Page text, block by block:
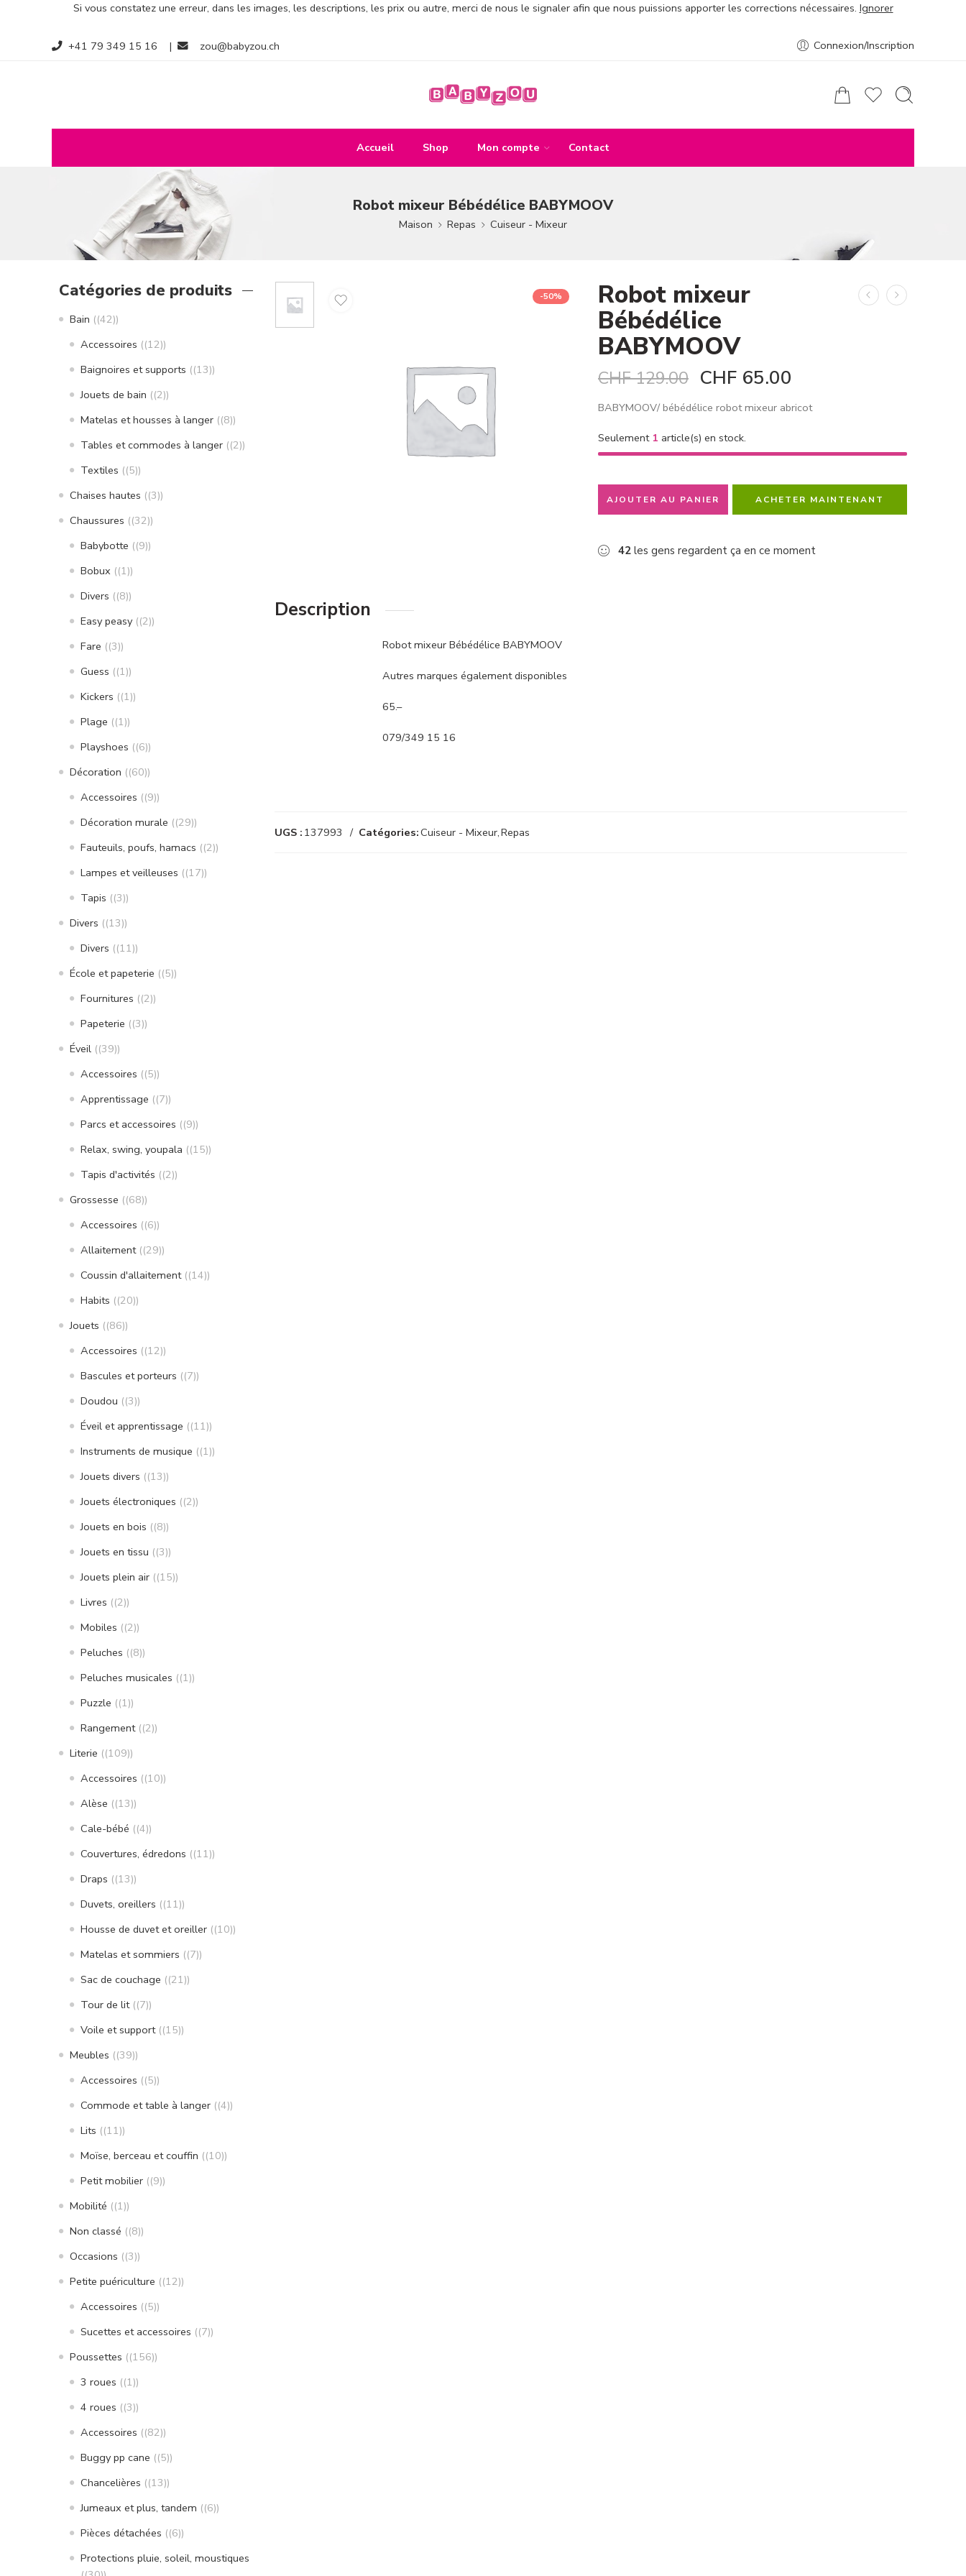
Si vous constatez une erreur, dans les images, les descriptions, les prix ou autre, merci de nous le signaler afin que nous puissions apporter les corrections nécessaires. Ignorer
+41 79 349 15 16 | zou@babyzou.ch Connexion/Inscription
Accueil Shop Mon compte Contact
Robot mixeur Bébédélice BABYMOOV
Maison Repas Cuiseur - Mixeur
-50% Robot mixeur
Bébédélice
BABYMOOV
CHF129.00 CHF 65.00
BABYMOOV/ bébédélice robot mixeur abricot
Seulement 1 article(s) en stock.
AJOUTER AU PANIER ACHETER MAINTENANT
42 les gens regardent ça en ce moment
Description
Robot mixeur Bébédélice BABYMOOV
Autres marques également disponibles
65.–
079/349 15 16
UGS : 137993 Catégories:Cuiseur - Mixeur,Repas
Catégories de produits
Bain (42)
Accessoires (12)
Baignoires et supports (13)
Jouets de bain (2)
Matelas et housses à langer (8)
Tables et commodes à langer (2)
Textiles (5)
Chaises hautes (3)
Chaussures (32)
Babybotte (9)
Bobux (1)
Divers (8)
Easy peasy (2)
Fare (3)
Guess (1)
Kickers (1)
Plage (1)
Playshoes (6)
Décoration (60)
Accessoires (9)
Décoration murale (29)
Fauteuils, poufs, hamacs (2)
Lampes et veilleuses (17)
Tapis (3)
Divers (13)
Divers (11)
École et papeterie (5)
Fournitures (2)
Papeterie (3)
Éveil (39)
Accessoires (5)
Apprentissage (7)
Parcs et accessoires (9)
Relax, swing, youpala (15)
Tapis d'activités (2)
Grossesse (68)
Accessoires (6)
Allaitement (29)
Coussin d'allaitement (14)
Habits (20)
Jouets (86)
Accessoires (12)
Bascules et porteurs (7)
Doudou (3)
Éveil et apprentissage (11)
Instruments de musique (1)
Jouets divers (13)
Jouets électroniques (2)
Jouets en bois (8)
Jouets en tissu (3)
Jouets plein air (15)
Livres (2)
Mobiles (2)
Peluches (8)
Peluches musicales (1)
Puzzle (1)
Rangement (2)
Literie (109)
Accessoires (10)
Alèse (13)
Cale-bébé (4)
Couvertures, édredons (11)
Draps (13)
Duvets, oreillers (11)
Housse de duvet et oreiller (10)
Matelas et sommiers (7)
Sac de couchage (21)
Tour de lit (7)
Voile et support (15)
Meubles (39)
Accessoires (5)
Commode et table à langer (4)
Lits (11)
Moïse, berceau et couffin (10)
Petit mobilier (9)
Mobilité (1)
Non classé (8)
Occasions (3)
Petite puériculture (12)
Accessoires (5)
Sucettes et accessoires (7)
Poussettes (156)
3 roues (1)
4 roues (3)
Accessoires (82)
Buggy pp cane (5)
Chancelières (13)
Jumeaux et plus, tandem (6)
Pièces détachées (6)
Protections pluie, soleil, moustiques